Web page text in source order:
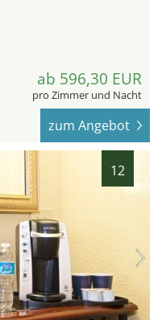
ab 596,30 EUR
pro Zimmer und Nacht
zum Angebot
12